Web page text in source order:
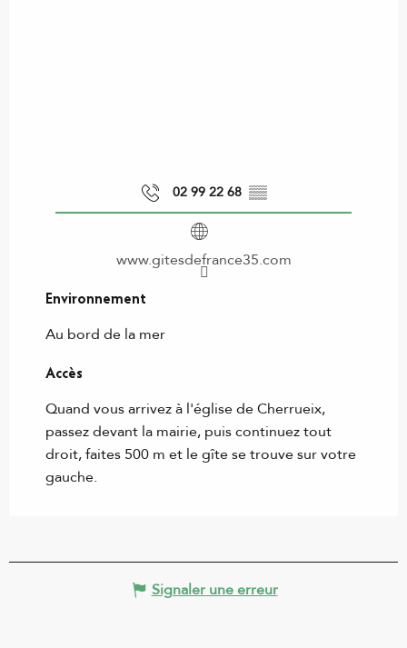
02 99 22 68 ▒▒
www.gitesdefrance35.com
Environnement
Environnement
Au bord de la mer
Accès
Accès
Quand vous arrivez à l'église de Cherrueix,
passez devant la mairie, puis continuez tout
droit, faites 500 m et le gîte se trouve sur votre
gauche.
Signaler une erreur